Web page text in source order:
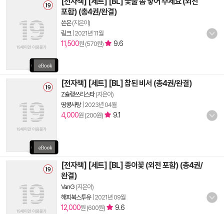
포함) (총4권/완결)
쓴은(지은이)
링크| 2021년 11월
11,500원 (570원) 9.6
[전자책] [세트] [BL] 참된 비서 (총4권/완결)
Z슐랭쓰리스타(지은이)
땅콩사탕| 2023년 04월
4,000원 (200원) 9.1
[전자책] [세트] [BL] 종이꽃 (외전 포함) (총4권/
완결)
VanG (지은이)
해피북스투유| 2021년 09월
12,000원 (600원) 9.6